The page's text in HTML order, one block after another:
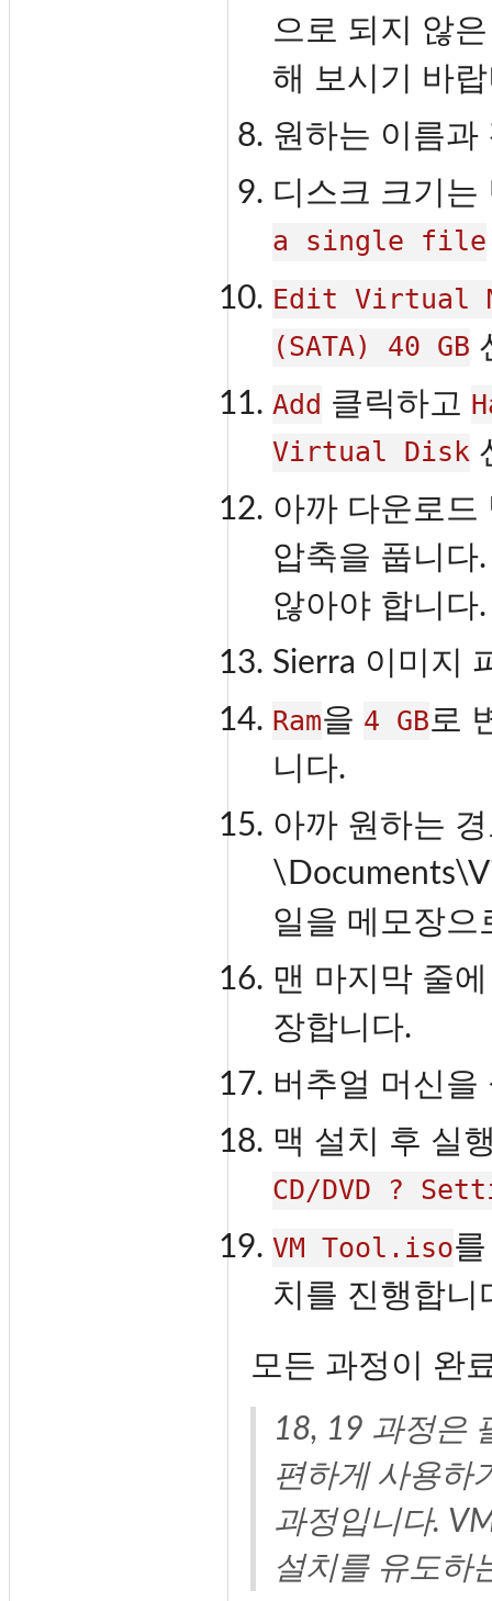
으로 되지 않
해 보시기 바
원하는 이름과
디스크 크기
a single file
Edit Virtual
(SATA) 40 GB
Add 클릭하고
Virtual Disk
아까 다운로드
압축을 풉니다
않아야 합니다.
Sierra 이미지
Ram을 4 GB로
니다.
아까 원하는
일을 메모장으
맨 마지막 줄
장합니다.
버추얼 머신을
맥 설치 후 실
CD/DVD ?
VM Tool.iso
치를 진행합니
모든 과정이 완
18, 19 과정은
편하게 사용하
과정입니다.
설치를 유도하